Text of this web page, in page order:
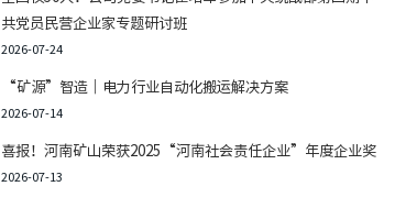
共党员民营企业家专题研讨班
2026-07-24
“矿源”智造｜电力行业自动化搬运解决方案
2026-07-14
喜报！河南矿山荣获2025“河南社会责任企业”年度企业奖
2026-07-13